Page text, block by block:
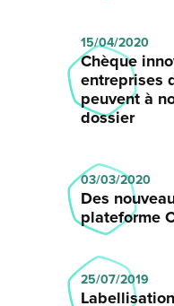
15/04/2020
Chèque
entreprises
peuvent à
dossier
03/03/2020
Des
plateforme
25/07/2019